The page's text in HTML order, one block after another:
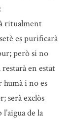
ritualment
es purificarà
però si no
en estat
i no es
serà exclòs
de la